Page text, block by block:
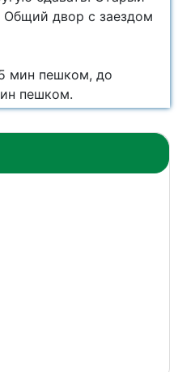
Общий двор с заездом
мин пешком, до
пешком.